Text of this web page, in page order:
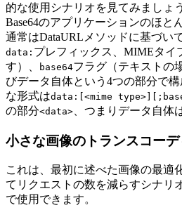
的な使用シナリオを見てみましょ
Base64のアプリケーションのほと
通常はDataURLメソッドに基づい
data: プレフィックス、MIMEタイ
す）、
base64フラグ（テキストの
びデータ自体という4つの部分で
な形式はdata:[<mime
の部分<data> 、つまりデータ自体
小さな画像のトランスコー
これは、最初に述べた画像の最適
てリクエストの数を減らすシナリ
で使用できます。